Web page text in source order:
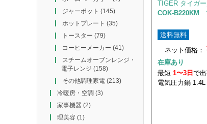
ジャーポット (145)
ホットプレート (35)
トースター (79)
コーヒーメーカー (41)
スチームオーブンレンジ・
電子レンジ (158)
その他調理家電(213)
冷暖房・空調 (3)
家事機器(2)
理美容(1)
TIGER タイガ
COK-B220KM
送料無料
ネット価格：
在庫あり
最短 1〜3日 で
電気圧力鍋 1.4L